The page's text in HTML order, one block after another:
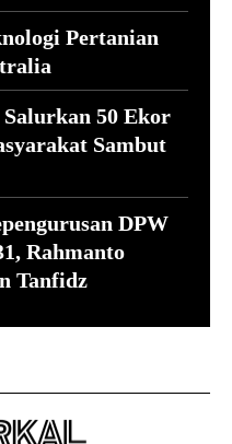
Pertanian
50 Ekor
Sambut
DPW
Rahmanto
Tanfidz